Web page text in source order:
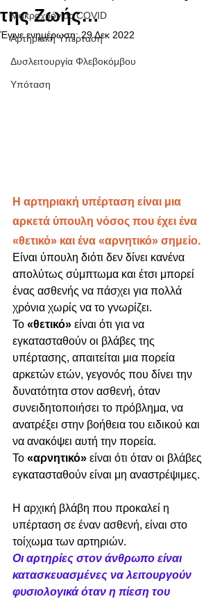
Μακροχρόνιος COVID
Αρτηριακή Υπέρταση
Δυσλειτουργία Φλεβοκόμβου
Υπόταση
της Ζωής…
Έγινε ενημέρωση:29 Δεκ 2022
H αρτηριακή υπέρταση είναι μια
αρκετά ύπουλη νόσος που έχει ένα
«θετικό» και ένα «αρνητικό» σημείο.
Είναι ύπουλη διότι δεν δίνει κανένα
απολύτως σύμπτωμα και έτσι μπορεί
ένας ασθενής να πάσχει για πολλά
χρόνια χωρίς να το γνωρίζει.
Το «θετικό» είναι ότι για να
εγκατασταθούν οι βλάβες της
υπέρτασης, απαιτείται μια πορεία
αρκετών ετών, γεγονός που δίνει την
δυνατότητα στον ασθενή, όταν
συνειδητοποιήσει το πρόβλημα, να
ανατρέξει στην βοήθεια του ειδικού και
να ανακόψει αυτή την πορεία.
Το «αρνητικό» είναι ότι όταν οι βλάβες
εγκατασταθούν είναι μη αναστρέψιμες.
Η αρχική βλάβη που προκαλεί η
υπέρταση σε έναν ασθενή, είναι στο
τοίχωμα των αρτηριών.
Οι αρτηρίες στον άνθρωπο είναι
κατασκευασμένες να λειτουργούν
φυσιολογικά όταν η πίεση του